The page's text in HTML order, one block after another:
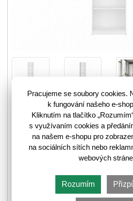
Praktický otevřený regál Nepo Plus
elegantní bílé barvě a nabízí celkem 4
uskladnění vašich věcí. Tento regál
Kód zboží: 3101199
Skladem poslední kus
Informace k odeslání zboží
Pracujeme se soubory cookies.
k fungování našeho e-
Kliknutím na tlačítko
s využívaním cookies a
na našem e-shopu pro
na sociálních sítích nebo
webových
Rozumím